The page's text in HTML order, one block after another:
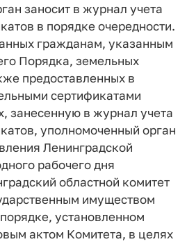
заносит в журнал учета
в порядке очередности.
гражданам, указанным
Порядка, земельных
предоставленных в
сертификатами
занесенную в журнал учета
уполномоченный орган
Ленинградской
рабочего дня
областной комитет
имуществом
установленном
актом Комитета, в целях